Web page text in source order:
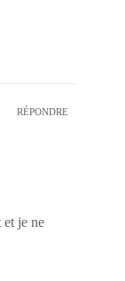
RÉPONDRE
et je ne